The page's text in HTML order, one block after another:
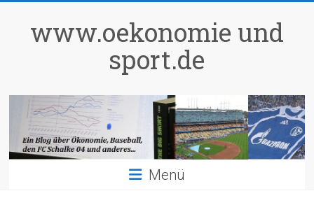
springenwww.oekonomie und
sport.de
Menü